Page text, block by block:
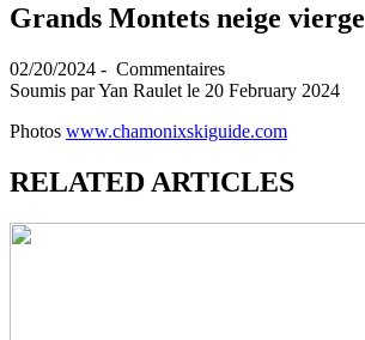
Grands Montets neige vierge
02/20/2024 - Commentaires
Soumis parYan Raulet le 20 February 2024
Photos www.chamonixskiguide.com
RELATED ARTICLES